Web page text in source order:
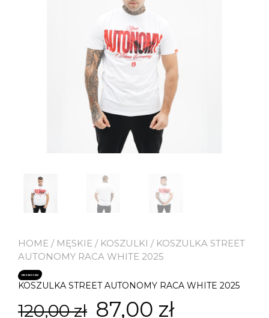
HOME / MĘSKIE / KOSZULKI / KOSZULKA STREET
AUTONOMY RACA WHITE 2025
PROMOCJA!
KOSZULKA STREET AUTONOMY RACA WHITE 2025
120,00zł Pierwotna
87,00 złAktualna